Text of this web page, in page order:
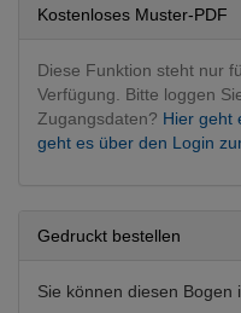
Kostenloses Muster-PDF
Diese Funktion steht nur
Verfügung. Bitte loggen
Zugangsdaten? Hier geht
geht es über den Login
Gedruckt bestellen
Sie können diesen